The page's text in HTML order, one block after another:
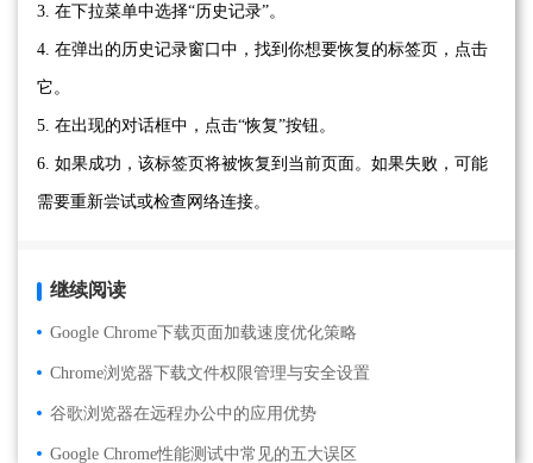
3. 在下拉菜单中选择“历史记录”。
4. 在弹出的历史记录窗口中，找到你想要恢复的标签页，点击
它。
5. 在出现的对话框中，点击“恢复”按钮。
6. 如果成功，该标签页将被恢复到当前页面。如果失败，可能
需要重新尝试或检查网络连接。
继续阅读
Google Chrome下载页面加载速度优化策略
Chrome浏览器下载文件权限管理与安全设置
谷歌浏览器在远程办公中的应用优势
Google Chrome性能测试中常见的五大误区